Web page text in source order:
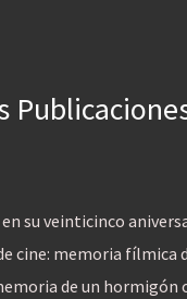
en su veinticinco
cine: memoria fílmica
de un hormigón